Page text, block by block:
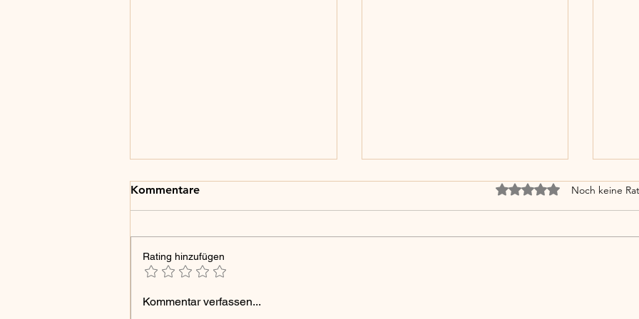
meet mariahs Nordamerika
Kommentare Mit 0 von 5 Sternen
Noch keine
Rating hinzufügen
Kommentar verfassen...